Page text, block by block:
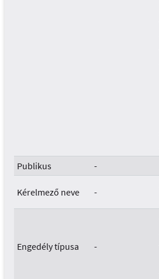
Publikus
-
Kérelmező neve -
Engedély típusa -